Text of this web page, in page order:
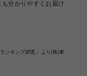
分かりやすくお届け
ンキング調査」より(株)東